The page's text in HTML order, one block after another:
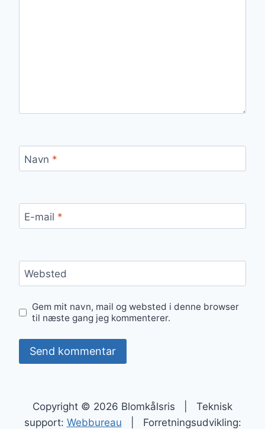
Navn *
E-mail *
Websted
Gem mit navn, mail og websted i denne browser
til næste gang jeg kommenterer.
Copyright © 2026 Blomkålsris | Teknisk
support: Webbureau | Forretningsudvikling: